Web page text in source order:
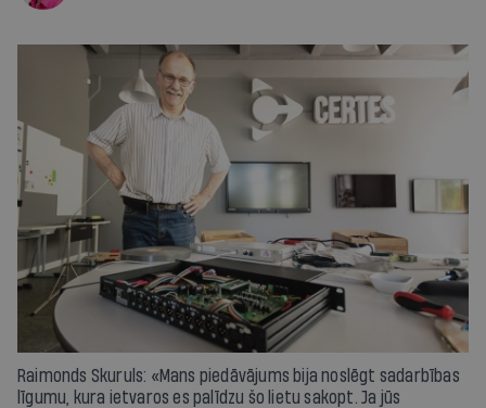
Raimonds Skuruls: «Mans piedāvājums bija noslēgt sadarbības
līgumu, kura ietvaros es palīdzu šo lietu sakopt. Ja jūs